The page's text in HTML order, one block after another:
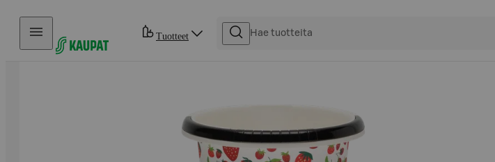
Hyppää sisältöön
Tuotteet